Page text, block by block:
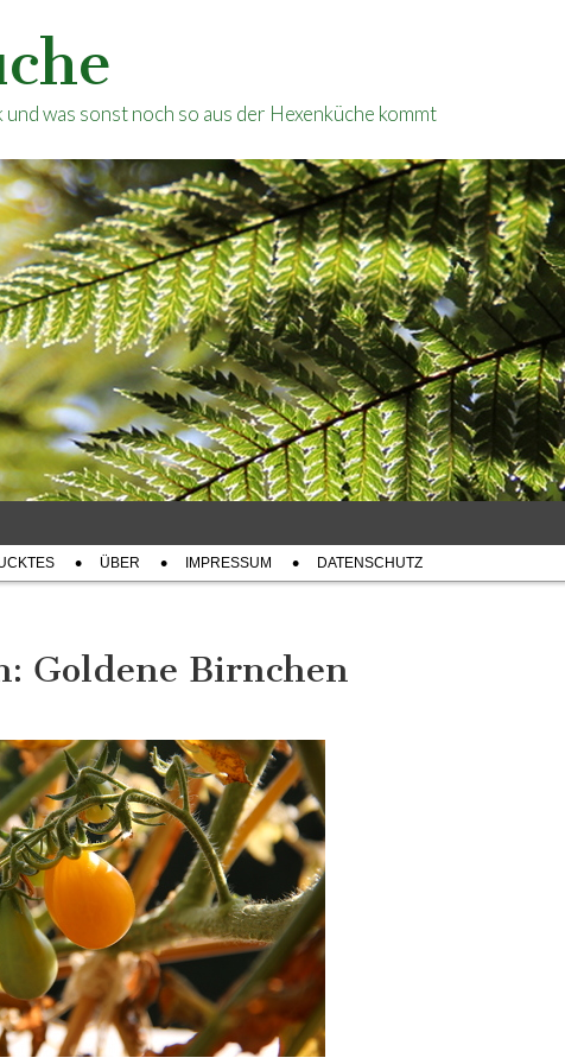
was sonst noch so aus der Hexenküche kommt
ÜBER IMPRESSUM DATENSCHUTZ
Goldene Birnchen